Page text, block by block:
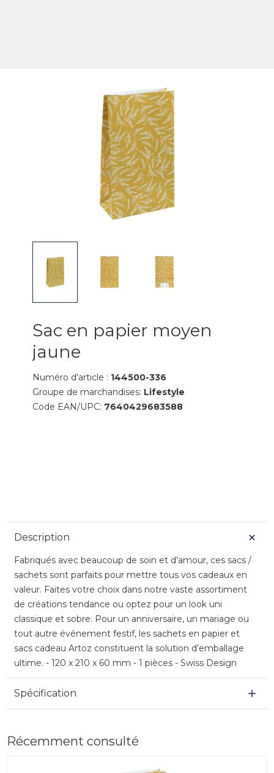
Sac en papier moyen
jaune
Numéro d'article : 144500-336
Groupe de marchandises: Lifestyle
Code EAN/UPC: 7640429683588
Description
Fabriqués avec beaucoup de soin et d’amour, ces sacs /
sachets sont parfaits pour mettre tous vos cadeaux en
valeur. Faites votre choix dans notre vaste assortiment
de créations tendance ou optez pour un look uni
classique et sobre. Pour un anniversaire, un mariage ou
tout autre événement festif, les sachets en papier et
sacs cadeau Artoz constituent la solution d’emballage
ultime. - 120 x 210 x 60 mm - 1 pièces - Swiss Design
Spécification
Récemment consulté